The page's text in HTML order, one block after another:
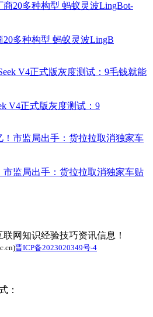
多种构型 蚂蚁灵波LingB
V4正式版灰度测试：9
市监局出手：货拉拉取消独家车贴
网知识经验技巧资讯信息！
晋ICP备2023020349号-4
：